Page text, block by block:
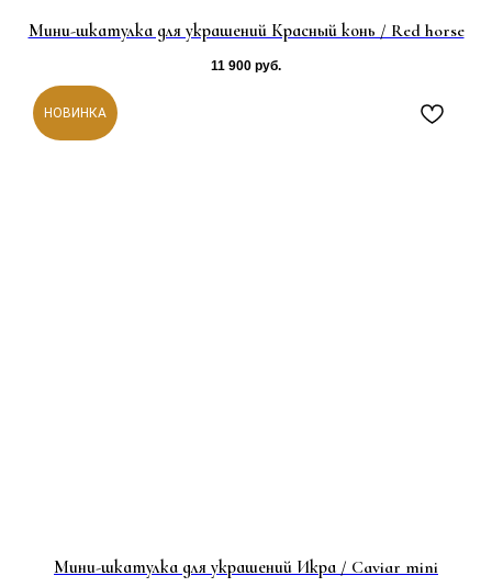
Мини-шкатулка для украшений Красный конь / Red horse
11 900 руб.
НОВИНКА
Мини-шкатулка для украшений Икра / Caviar mini